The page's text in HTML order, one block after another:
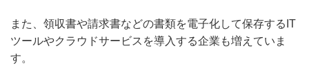
また、領収書や請求書などの書類を電子化して保存するIT
ツールやクラウドサービスを導入する企業も増えていま
す。